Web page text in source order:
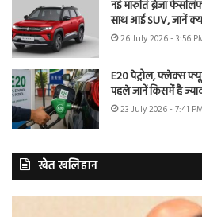
नई मारुति ब्रेजा
साथ आई SUV, जानें
26 July 2026 - 3:56
E20 पेट्रोल, फ्लेक्स
पहले जानें किसमें है
23 July 2026 - 7:41
खेत खलिहान